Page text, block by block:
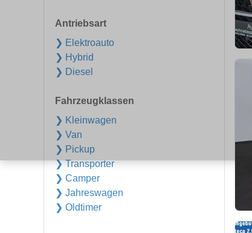
Antriebsart
❯ Elektroauto
❯ Hybrid
❯ Diesel
Fahrzeugklassen
❯ Kleinwagen
❯ Van
❯ Pickup
❯ Transporter
❯ Camper
❯ Jahreswagen
❯ Oldtimer